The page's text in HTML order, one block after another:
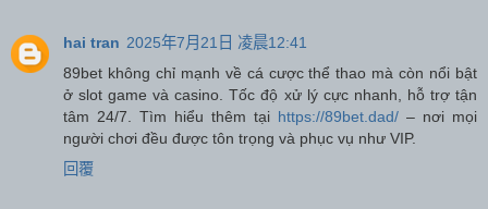
hai tran 2025年7月21日 凌晨12:41
89bet không chỉ mạnh về cá cược thể thao mà còn nổi bật
ở slot game và casino. Tốc độ xử lý cực nhanh, hỗ trợ tận
tâm 24/7. Tìm hiểu thêm tại https://89bet.dad/ – nơi mọi
người chơi đều được tôn trọng và phục vụ như VIP.
回覆